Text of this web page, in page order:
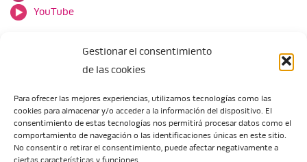
Gestionar el consentimiento
de las cookies
Para ofrecer las mejores experiencias, utilizamos tecnologías como las
cookies para almacenar y/o acceder a la información del dispositivo. El
consentimiento de estas tecnologías nos permitirá procesar datos como el
comportamiento de navegación o las identificaciones únicas en este sitio.
No consentir o retirar el consentimiento, puede afectar negativamente a
YouTube
Escuela de Arte de Zaragoza
María Zambrano, 5
50018 Zaragoza